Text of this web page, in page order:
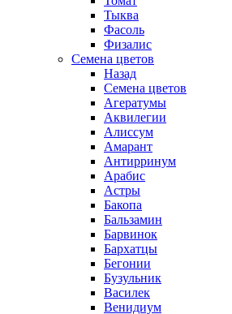
Тыква
Фасоль
Физалис
Семена цветов
Назад
Семена цветов
Агератумы
Аквилегии
Алиссум
Амарант
Антирринум
Арабис
Астры
Бакопа
Бальзамин
Барвинок
Бархатцы
Бегонии
Бузульник
Василек
Венидиум